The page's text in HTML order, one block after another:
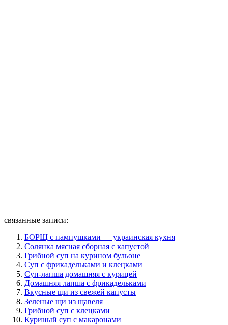
связанные записи:
БОРЩ с пампушками — украинская кухня
Солянка мясная сборная с капустой
Грибной суп на курином бульоне
Суп с фрикадельками и клецками
Суп-лапша домашняя с курицей
Домашняя лапша с фрикадельками
Вкусные щи из свежей капусты
Зеленые щи из щавеля
Грибной суп с клецками
Куриный суп с макаронами